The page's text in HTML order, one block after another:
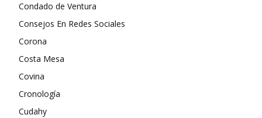
Condado de Ventura
Consejos En Redes Sociales
Corona
Costa Mesa
Covina
Cronología
Cudahy